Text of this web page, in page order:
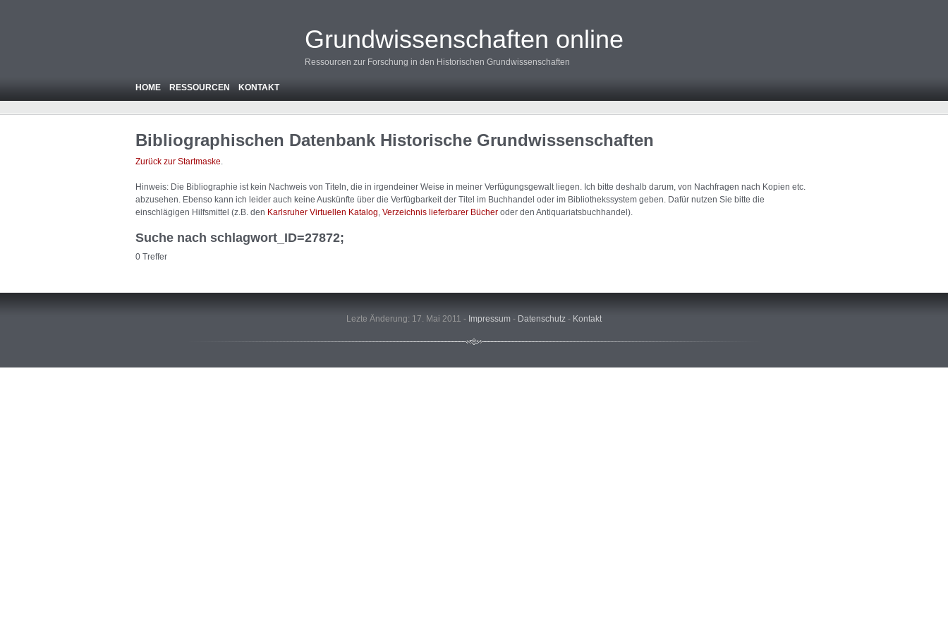
Grundwissenschaften online
Ressourcen zur Forschung in den Historischen Grundwissenschaften
HOME RESSOURCEN KONTAKT
Bibliographischen Datenbank Historische Grundwissenschaften
Zurück zur Startmaske.
Hinweis: Die Bibliographie ist kein Nachweis von Titeln, die in irgendeiner Weise in meiner Verfügungsgewalt liegen. Ich bitte deshalb darum, von Nachfragen nach Kopien etc.
abzusehen. Ebenso kann ich leider auch keine Auskünfte über die Verfügbarkeit der Titel im Buchhandel oder im Bibliothekssystem geben. Dafür nutzen Sie bitte die
einschlägigen Hilfsmittel (z.B. den Karlsruher Virtuellen Katalog Verzeichnis lieferbarer Bücher oder den Antiquariatsbuchhandel).
Suche nach schlagwort_ID=27872;
0 Treffer
Lezte Änderung: 17. Mai 2011 - Impressum - Datenschutz - Kontakt